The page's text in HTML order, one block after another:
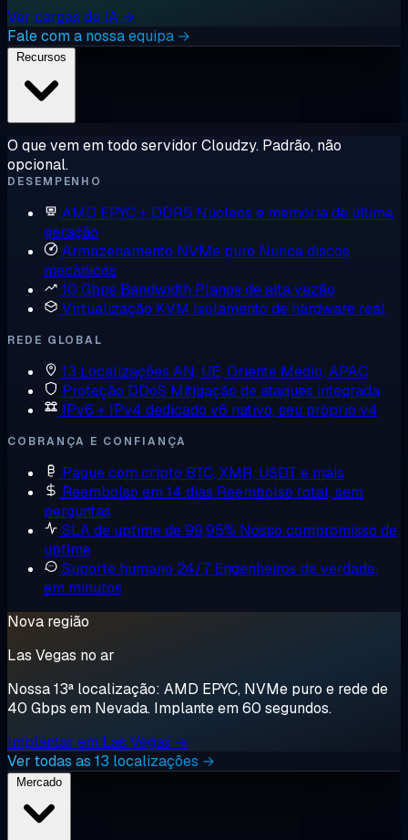
Ver cargas de IA →
Fale com a nossa equipa →
O que vem em todo servidor Cloudzy. Padrão, não
opcional.
DESEMPENHO
AMD EPYC + DDR5 Núcleos e memória de última
geração
Armazenamento NVMe puro Nunca discos
mecânicos
10 Gbps Bandwidth Planos de alta vazão
Virtualização KVM Isolamento de hardware real
REDE GLOBAL
13 Localizações AN, UE, Oriente Médio, APAC
Proteção DDoS Mitigação de ataques integrada
IPv6 + IPv4 dedicado v6 nativo, seu próprio v4
COBRANÇA E CONFIANÇA
Pague com cripto BTC, XMR, USDT e mais
Reembolso em 14 dias Reembolso total, sem
perguntas
SLA de uptime de 99,95% Nosso compromisso de
uptime
Suporte humano 24/7 Engenheiros de verdade,
em minutos
Nova região
Las Vegas no ar
Nossa 13ª localização: AMD EPYC, NVMe puro e rede de
40 Gbps em Nevada. Implante em 60 segundos.
Implantar em Las Vegas →
Ver todas as 13 localizações →